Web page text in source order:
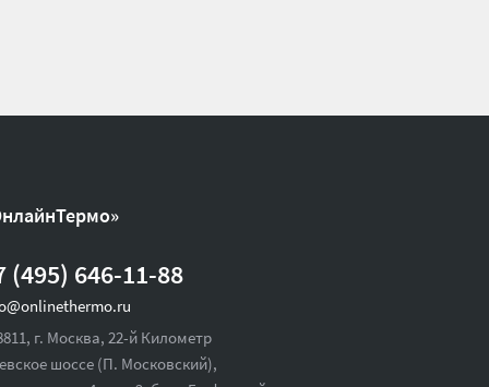
(495) 646-11-88
г. Москва, 22-й Километр
шоссе (П. Московский),